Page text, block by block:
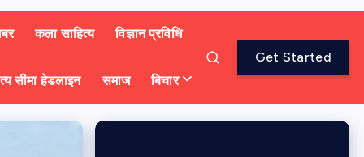
कला साहित्य विज्ञान प्रविधि
सीमा हेडलाइन समाज बिचार
Get Started